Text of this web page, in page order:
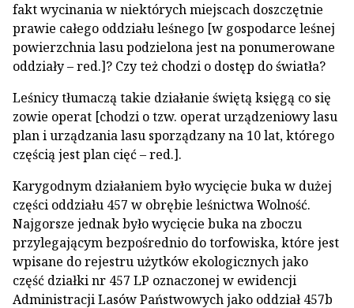
fakt wycinania w niektórych miejscach doszczętnie
prawie całego oddziału leśnego [w gospodarce leśnej
powierzchnia lasu podzielona jest na ponumerowane
oddziały – red.]? Czy też chodzi o dostęp do światła?
Leśnicy tłumaczą takie działanie świętą księgą co się
zowie operat [chodzi o tzw. operat urządzeniowy lasu
plan i urządzania lasu sporządzany na 10 lat, którego
częścią jest plan cięć – red.].
Karygodnym działaniem było wycięcie buka w dużej
części oddziału 457 w obrębie leśnictwa Wolność.
Najgorsze jednak było wycięcie buka na zboczu
przylegającym bezpośrednio do torfowiska, które jest
wpisane do rejestru użytków ekologicznych jako
część działki nr 457 LP oznaczonej w ewidencji
Administracji Lasów Państwowych jako oddział 457b